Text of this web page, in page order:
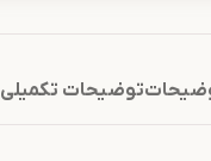
توضیحات تکمیلی